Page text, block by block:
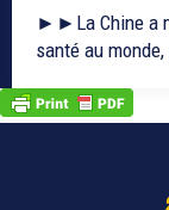
►►La Chine a
santé au